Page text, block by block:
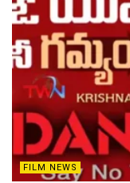
FILM NEWS